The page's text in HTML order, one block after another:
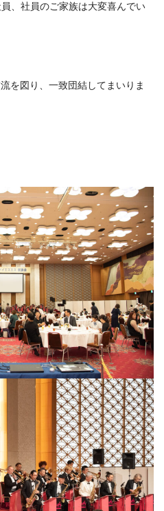
、社員のご家族は大変喜んでい
を図り、一致団結してまいりま